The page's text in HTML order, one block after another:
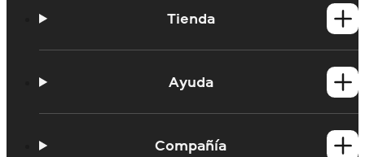
Tienda
Productos para MacAyuda
Portal de aprendizajeCompañía